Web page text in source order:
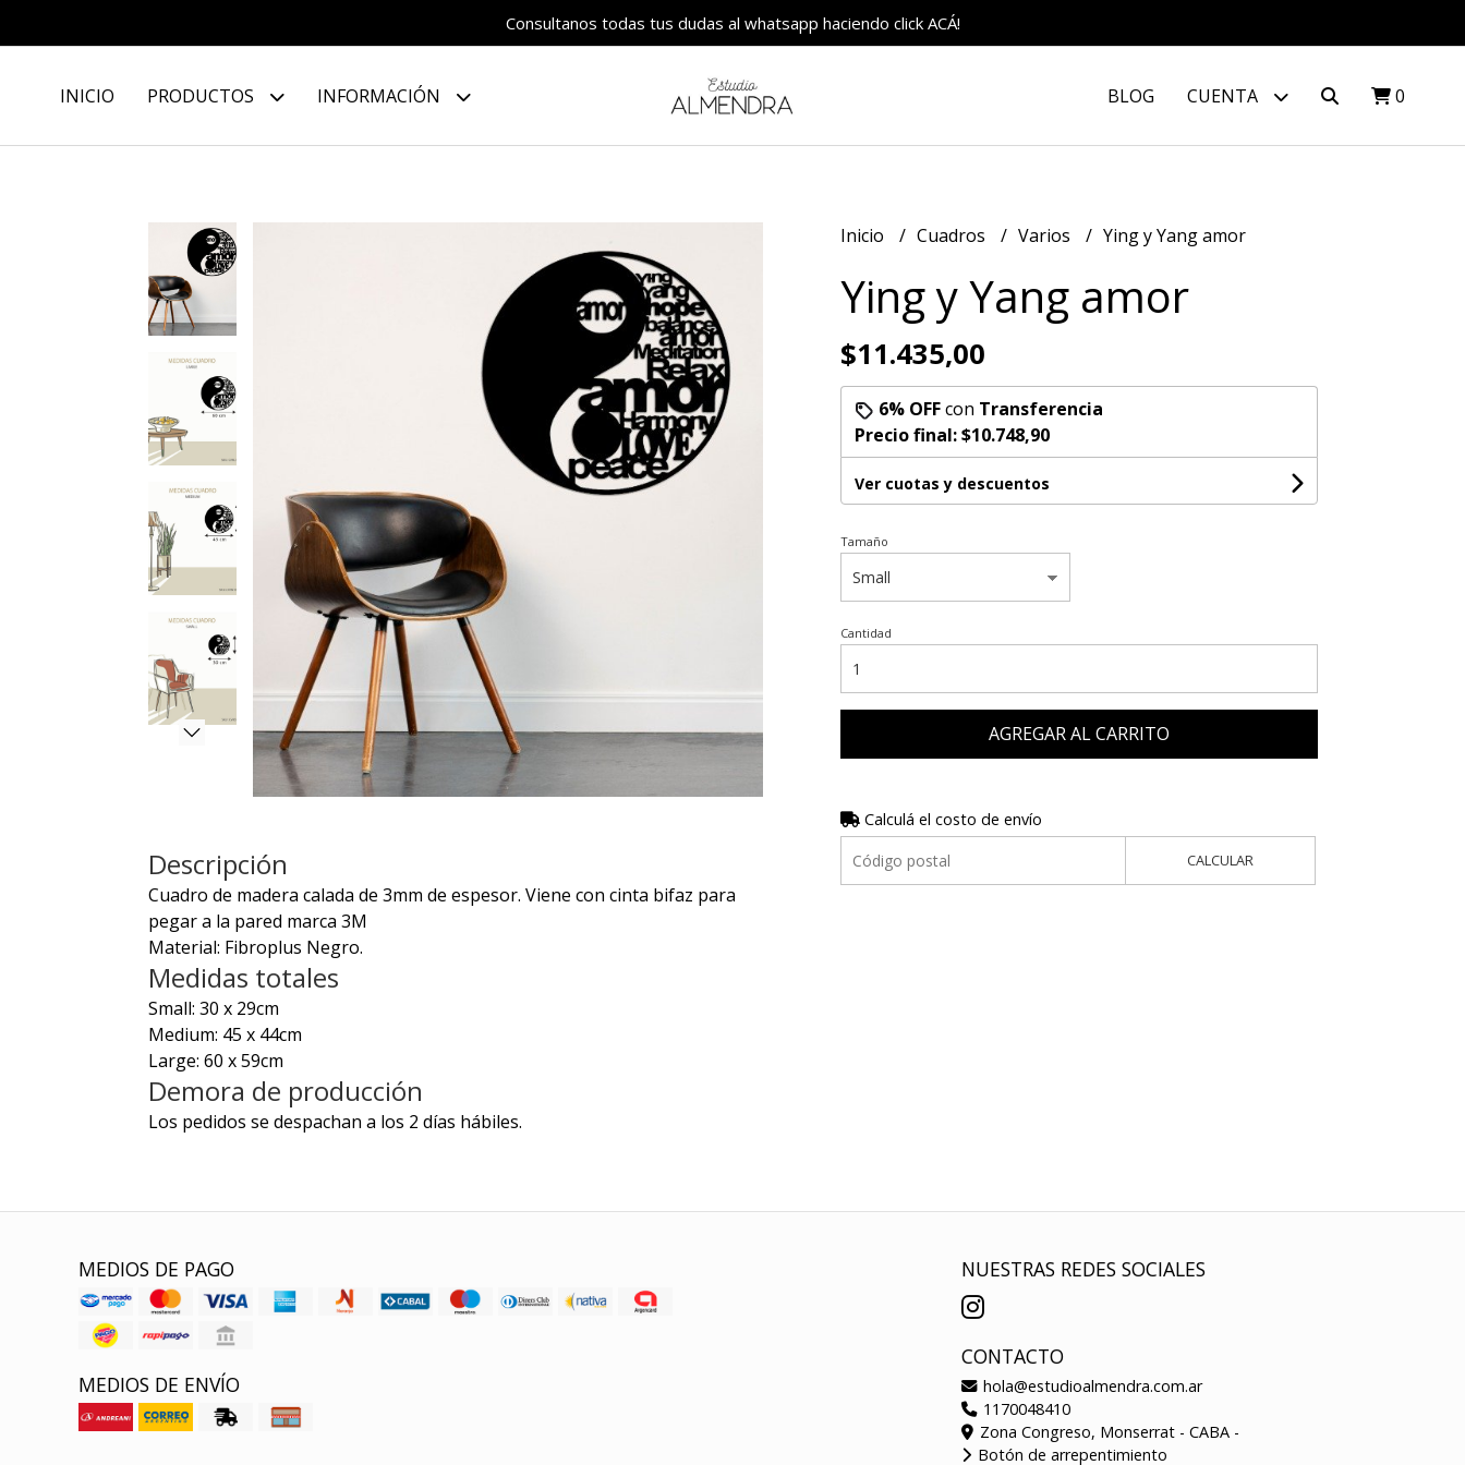
Consultanos todas tus dudas al whatsapp haciendo click ACÁ!
INICIO PRODUCTOS INFORMACIÓN BLOG CUENTA 0
Descripción
Cuadro de madera calada de 3mm de espesor. Viene con cinta bifaz para
pegar a la pared marca 3M
Material: Fibroplus Negro.
Medidas totales
Small: 30 x 29cm
Medium: 45 x 44cm
Large: 60 x 59cm
Demora de producción
Los pedidos se despachan a los 2 días hábiles.
Inicio Cuadros Varios Ying y Yang amor
Ying y Yang amor
$11.435,00
6% OFFcon Transferencia
Precio final:$10.748,90
Ver cuotas y descuentos
Tamaño
Cantidad
AGREGAR AL CARRITO
Calculá el costo de envío
CALCULAR
MEDIOS DE PAGO
MEDIOS DE ENVÍO
NUESTRAS REDES SOCIALES
CONTACTO
hola@estudioalmendra.com.ar
1170048410
Zona Congreso, Monserrat - CABA -
Botón de arrepentimiento